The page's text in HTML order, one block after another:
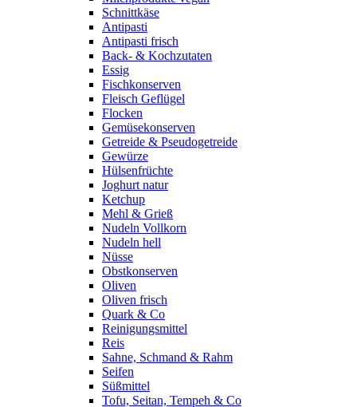
Schnittkäse
Antipasti
Antipasti frisch
Back- & Kochzutaten
Essig
Fischkonserven
Fleisch Geflügel
Flocken
Gemüsekonserven
Getreide & Pseudogetreide
Gewürze
Hülsenfrüchte
Joghurt natur
Ketchup
Mehl & Grieß
Nudeln Vollkorn
Nudeln hell
Nüsse
Obstkonserven
Oliven
Oliven frisch
Quark & Co
Reinigungsmittel
Reis
Sahne, Schmand & Rahm
Seifen
Süßmittel
Tofu, Seitan, Tempeh & Co